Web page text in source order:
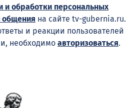
и обработки персональных
общения на сайте tv-gubernia.ru.
и реакции пользователей
необходимо авторизоваться.